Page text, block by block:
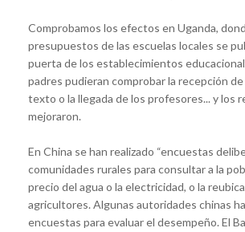
Comprobamos los efectos en Uganda,
presupuestos de las escuelas locales se
puerta de los establecimientos
padres pudieran comprobar la recepción
texto o la llegada de los profesores... y los
mejoraron.
En China se han realizado “encuestas
comunidades rurales para consultar a la
precio del agua o la electricidad, o la
agricultores. Algunas autoridades chinas
encuestas para evaluar el desempeño. El